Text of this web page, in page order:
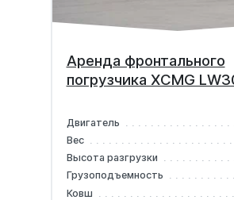
Аренда фронтального
погрузчика XCMG
Двигатель
Вес
Высота разгрузки
Грузоподъемность
Ковш